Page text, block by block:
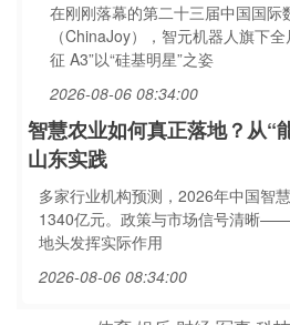
在刚刚落幕的第二十三届中国国际
（ChinaJoy），智元机器人旗下
征 A3”以“硅基明星”之姿
2026-08-06 08:34:00
智慧农业如何真正落地？从“
山东实践
多家行业机构预测，2026年中国智
1340亿元。政策与市场信号清晰
地头发挥实际作用
2026-08-06 08:34:00